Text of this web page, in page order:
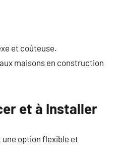
et coûteuse.
maisons en construction
et à Installer
option flexible et